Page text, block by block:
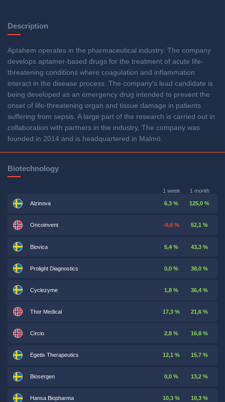
Description
Aptahem operates in the pharmaceutical industry. The company
develops aptamer-based drugs for the treatment of acute life-
threatening conditions where coagulation and inflammation
interact in the disease process. The company's lead candidate is
being developed as an emergency drug intended to prevent the
onset of life-threatening organ and tissue damage in patients
suffering from sepsis. A large part of the research is carried out in
collaboration with partners in the industry. The company was
founded in 2014 and is headquartered in Malmö.
Biotechnology
1 week 1 month
Alzinova 6,3 % 125,0 %
Oncoinvent -8,6 % 52,1 %
Biovica 5,4 % 43,3 %
Prolight Diagnostics 0,0 % 38,0 %
Cyclezyme 1,8 % 36,4 %
Thor Medical 17,3 % 21,6 %
Circio 2,8 % 16,8 %
Egetis Therapeutics 12,1 % 15,7 %
Biosergen 0,0 % 13,2 %
Hansa Biopharma 10,3 % 10,3 %